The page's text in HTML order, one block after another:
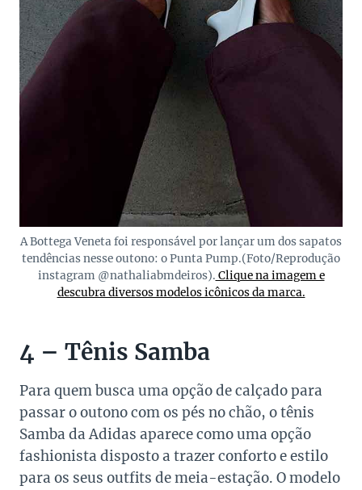
A Bottega Veneta foi responsável por lançar um dos sapatos
tendências nesse outono: o Punta Pump.(Foto/Reprodução
instagram @nathaliabmdeiros). Clique na imagem e
descubra diversos modelos icônicos da marca.
4 – Tênis Samba
Para quem busca uma opção de calçado para
passar o outono com os pés no chão, o tênis
Samba da Adidas aparece como uma opção
fashionista disposto a trazer conforto e estilo
para os seus outfits de meia-estação. O modelo